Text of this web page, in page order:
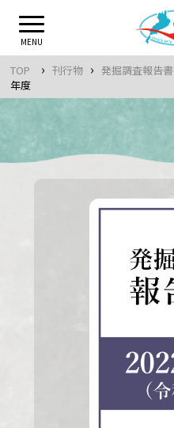
content
MENU
TOP › 刊行物 › 発掘調査報告書
年度